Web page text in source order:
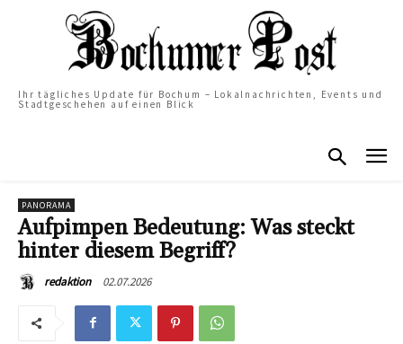
Ihr tägliches Update für Bochum – Lokalnachrichten, Events und
Stadtgeschehen auf einen Blick
PANORAMA
Aufpimpen Bedeutung: Was steckt
hinter diesem Begriff?
redaktion 02.07.2026